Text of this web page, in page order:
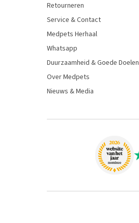
Retourneren
Service & Contact
Medpets Herhaal
Whatsapp
Duurzaamheid & Goede Doelen
Over Medpets
Nieuws & Media